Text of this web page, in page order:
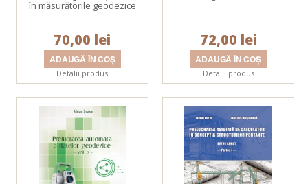
în măsurătorile geodezice
70,00 lei
Detalii produs
72,00 lei
Detalii produs